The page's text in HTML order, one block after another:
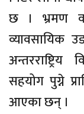
छ । भ्रमण
व्यावसायिक
सहयोग पुग्ने
आएका छन् ।